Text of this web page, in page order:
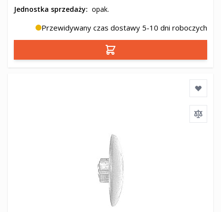
Jednostka sprzedaży: opak.
Przewidywany czas dostawy 5-10 dni roboczych
Dodaj do koszyka